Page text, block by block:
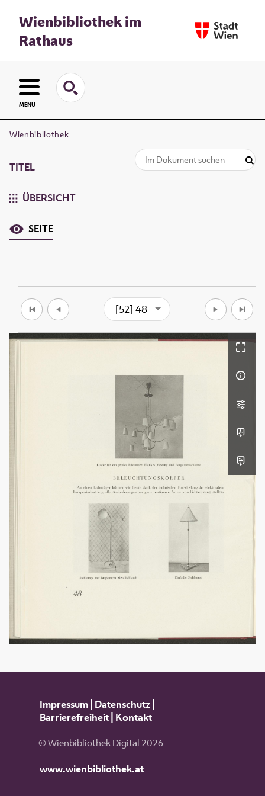
Wienbibliothek im
Rathaus
MENU
Wienbibliothek
TITEL
ÜBERSICHT
SEITE
[52] 48
Impressum| Datenschutz|
Barrierefreiheit| Kontakt
© Wienbibliothek Digital 2026
www.wienbibliothek.at